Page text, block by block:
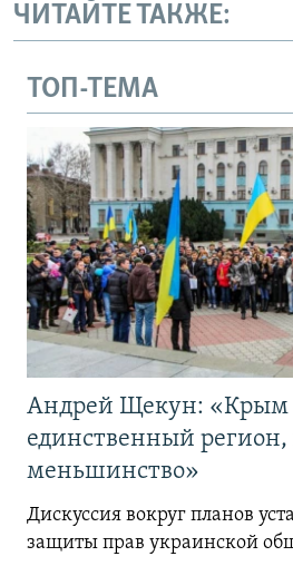
ЧИТАЙТЕ ТАКЖЕ:
ТОП-ТЕМА
Андрей Щекун: «Крым
единственный
меньшинство»
Дискуссия вокруг планов
защиты прав украинской